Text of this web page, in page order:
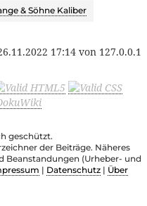
& Söhne Kaliber
17:14 von 127.0.0.1
geschützt.
der Beiträge. Näheres
Beanstandungen (Urheber- und
| Datenschutz | Über